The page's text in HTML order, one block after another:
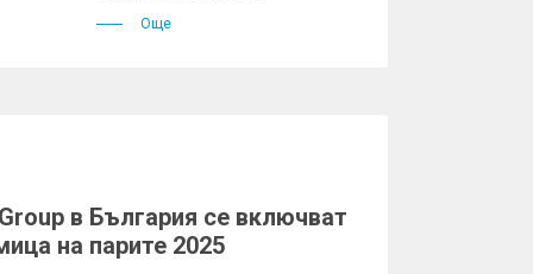
Още
в България се включват
на парите 2025